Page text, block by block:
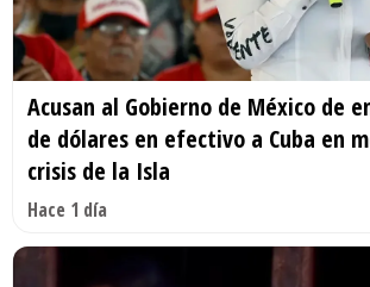
Acusan al Gobierno de México de
de dólares en efectivo a Cuba en
crisis de la Isla
Hace 1 día